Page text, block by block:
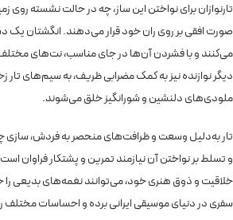
تارنوازان برای نواختن این ساز، چه در حالت نشسته روی
صورت افقی بر روی ران خود قرار می‌دهند. انگشتان یک
می‌کنند و با فشردن آن‌ها در جای مناسب، نت‌های
دیگر نوازنده نیز به کمک مضرابی ظریف، به سیم‌های تار
ملودی‌های دلنشین و شور‌انگیز خلق می‌شوند.
تار به‌دلیل وسعت و ظرافت‌های منحصر به فردش،
و تسلط بر نواختن آن نیازمند تمرین و پشتکار فراوان است.
خلاقیت و ذوق هنری خود، می‌توانند نغمه‌های بدیعی را
سفری در دنیای موسیقی ایرانی برده و احساسات مختلف را